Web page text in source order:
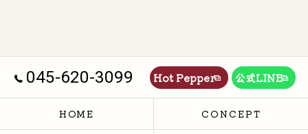
045-620-3099 Hot Pepper 公式LINE
HOME CONCEPT